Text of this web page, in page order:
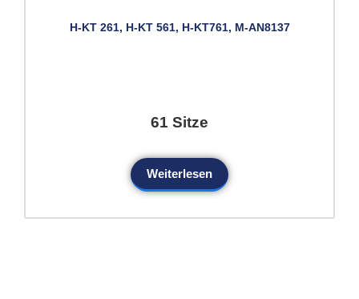
H-KT 261, H-KT 561, H-KT761, M-AN8137
61 Sitze
Weiterlesen